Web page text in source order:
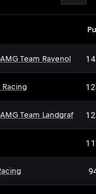
Team Ravenol
Team Landgraf